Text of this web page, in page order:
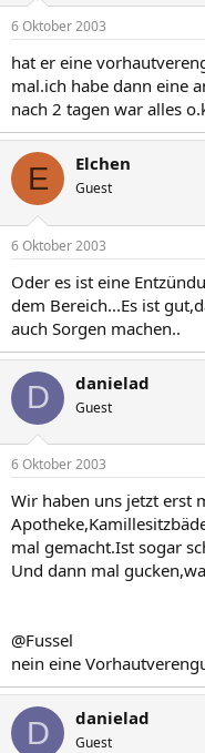
6 Oktober 2003
hat er eine
mal.ich habe dann eine
nach 2 tagen war alles
E Elchen
Guest
6 Oktober 2003
Oder es ist eine
dem Bereich...Es ist
auch Sorgen machen..
D danielad
Guest
6 Oktober 2003
Wir haben uns jetzt erst
mal gemacht.Ist sogar
Und dann mal
@Fussel
nein eine
D danielad
Guest